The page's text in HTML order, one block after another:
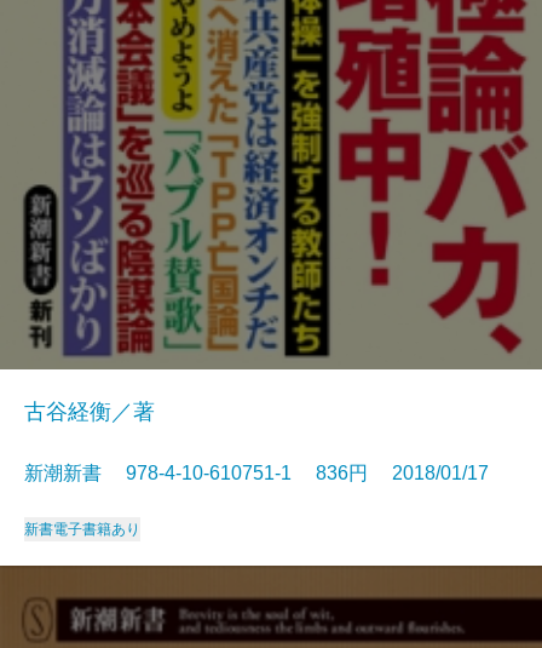
古谷経衡／著
新潮新書 978-4-10-610751-1 836円 2018/01/17
新書電子書籍あり